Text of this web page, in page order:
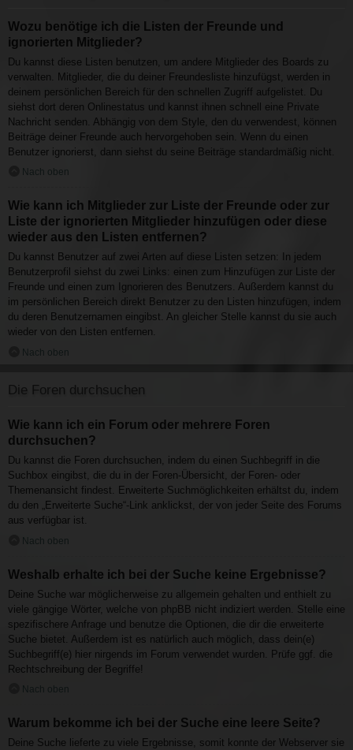
Wozu benötige ich die Listen der Freunde und
ignorierten Mitglieder?
Du kannst diese Listen benutzen, um andere Mitglieder des Boards zu
verwalten. Mitglieder, die du deiner Freundesliste hinzufügst, werden in
deinem persönlichen Bereich für den schnellen Zugriff aufgelistet. Du
siehst dort deren Onlinestatus und kannst ihnen schnell eine Private
Nachricht senden. Abhängig von dem Style, den du verwendest, können
Beiträge deiner Freunde auch hervorgehoben sein. Wenn du einen
Benutzer ignorierst, dann siehst du seine Beiträge standardmäßig nicht.
Nach oben
Wie kann ich Mitglieder zur Liste der Freunde oder zur
Liste der ignorierten Mitglieder hinzufügen oder diese
wieder aus den Listen entfernen?
Du kannst Benutzer auf zwei Arten auf diese Listen setzen: In jedem
Benutzerprofil siehst du zwei Links: einen zum Hinzufügen zur Liste der
Freunde und einen zum Ignorieren des Benutzers. Außerdem kannst du
im persönlichen Bereich direkt Benutzer zu den Listen hinzufügen, indem
du deren Benutzernamen eingibst. An gleicher Stelle kannst du sie auch
wieder von den Listen entfernen.
Nach oben
Die Foren durchsuchen
Wie kann ich ein Forum oder mehrere Foren
durchsuchen?
Du kannst die Foren durchsuchen, indem du einen Suchbegriff in die
Suchbox eingibst, die du in der Foren-Übersicht, der Foren- oder
Themenansicht findest. Erweiterte Suchmöglichkeiten erhältst du, indem
du den „Erweiterte Suche“-Link anklickst, der von jeder Seite des Forums
aus verfügbar ist.
Nach oben
Weshalb erhalte ich bei der Suche keine Ergebnisse?
Deine Suche war möglicherweise zu allgemein gehalten und enthielt zu
viele gängige Wörter, welche von phpBB nicht indiziert werden. Stelle eine
spezifischere Anfrage und benutze die Optionen, die dir die erweiterte
Suche bietet. Außerdem ist es natürlich auch möglich, dass dein(e)
Suchbegriff(e) hier nirgends im Forum verwendet wurden. Prüfe ggf. die
Rechtschreibung der Begriffe!
Nach oben
Warum bekomme ich bei der Suche eine leere Seite?
Deine Suche lieferte zu viele Ergebnisse, somit konnte der Webserver sie